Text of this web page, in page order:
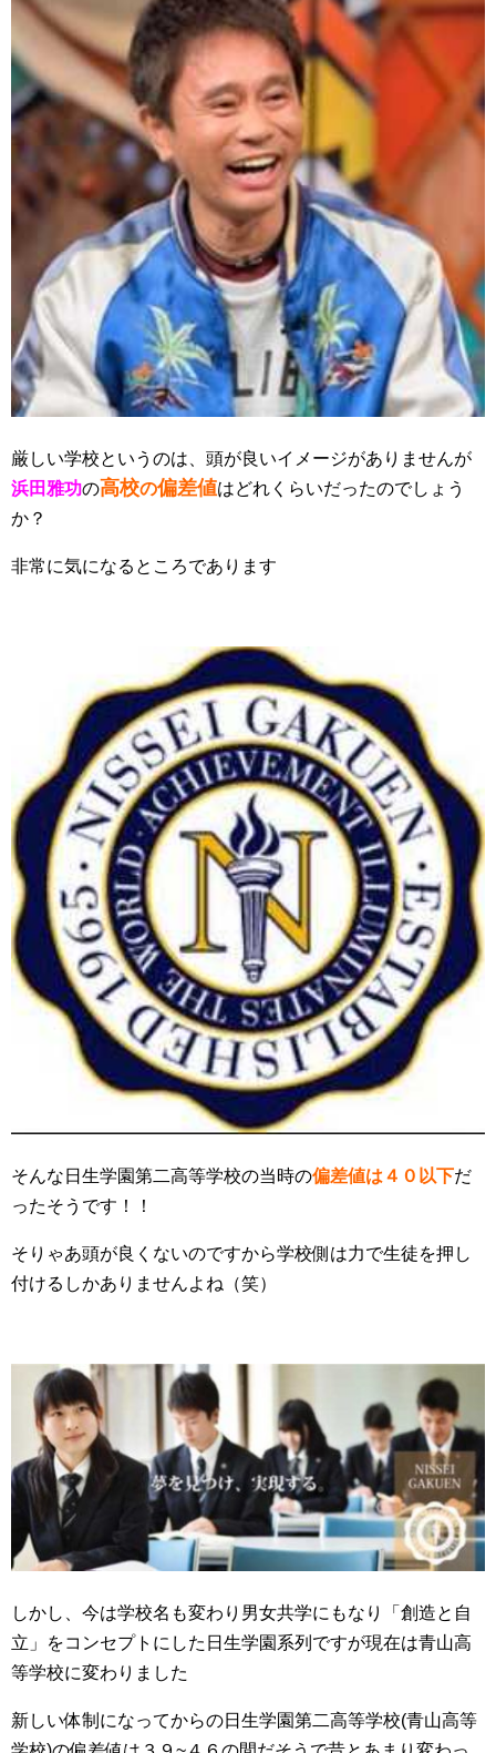
厳しい学校というのは、頭が良いイメージがありませんが
浜田雅功の高校の偏差値はどれくらいだったのでしょう
か？
非常に気になるところであります
そんな日生学園第二高等学校の当時の偏差値は４０以下だ
ったそうです！！
そりゃあ頭が良くないのですから学校側は力で生徒を押し
付けるしかありませんよね（笑）
しかし、今は学校名も変わり男女共学にもなり「創造と自
立」をコンセプトにした日生学園系列ですが現在は青山高
等学校に変わりました
新しい体制になってからの日生学園第二高等学校(青山高等